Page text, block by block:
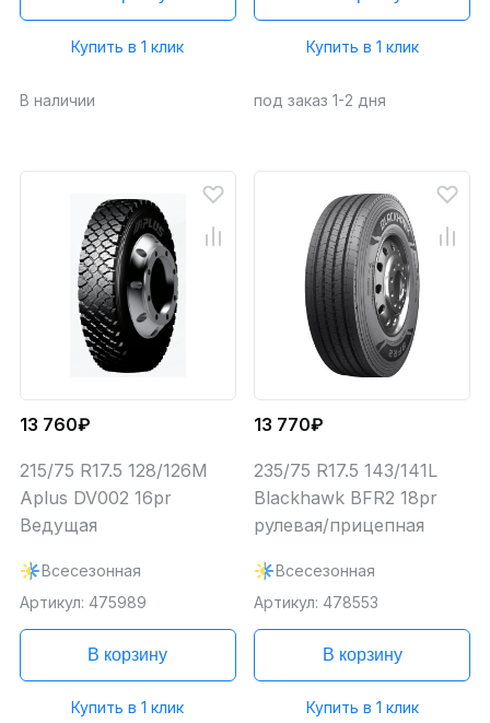
Купить в 1 клик
В наличии
Купить в 1 клик
под заказ 1-2 дня
13 760₽
215/75 R17.5 128/126M
Aplus DV002 16pr
Ведущая
Всесезонная
Артикул: 475989
В корзину
Купить в 1 клик
13 770₽
235/75 R17.5 143/141L
Blackhawk BFR2 18pr
рулевая/прицепная
Всесезонная
Артикул: 478553
В корзину
Купить в 1 клик